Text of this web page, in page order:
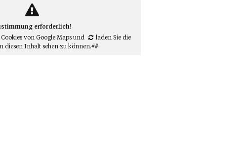
erforderlich!
Cookies von Google Mapsund
laden Sie die
diesen Inhalt sehen zu können.##